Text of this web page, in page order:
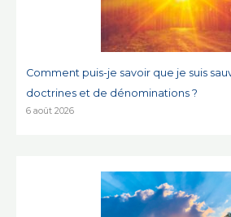
Comment puis-je savoir que je suis
doctrines et de dénominations ?
6 août 2026